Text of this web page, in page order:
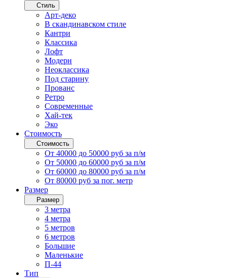
Стиль
Арт-деко
В скандинавском стиле
Кантри
Классика
Лофт
Модерн
Неоклассика
Под старину
Прованс
Ретро
Современные
Хай-тек
Эко
Стоимость
Стоимость
От 40000 до 50000 руб за п/м
От 50000 до 60000 руб за п/м
От 60000 до 80000 руб за п/м
От 80000 руб за пог. метр
Размер
Размер
3 метра
4 метра
5 метров
6 метров
Большие
Маленькие
П-44
Тип